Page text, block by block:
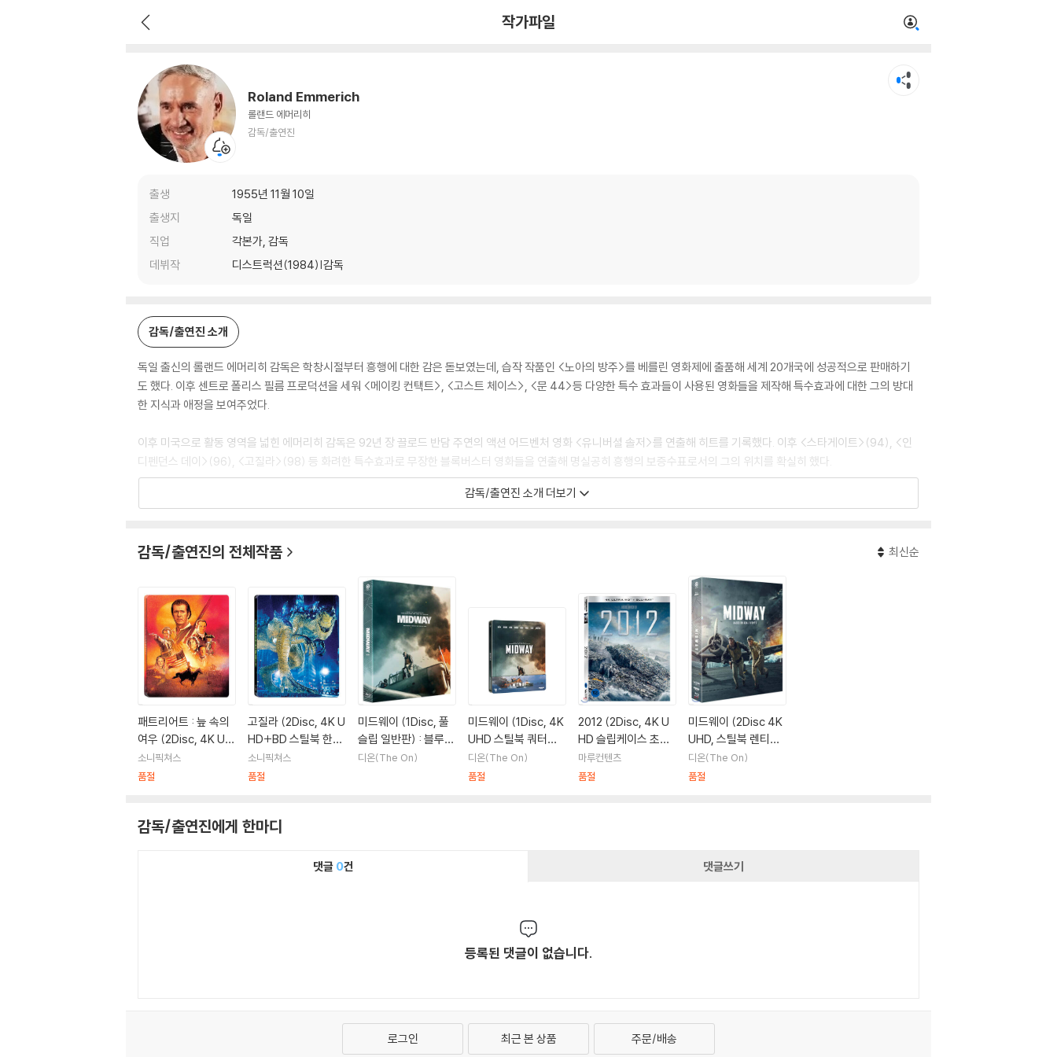
작가파일
Roland Emmerich
롤랜드 에머리히
감독/출연진
출생
1955년 11월 10일
출생지
독일
직업
각본가, 감독
데뷔작
디스트럭션(1984)|감독
감독/출연진 소개
독일 출신의 롤랜드 에머리히 감독은 학창시절부터 흥행에 대한 감은 돋보였는데, 습작 작품인 <노아의 방주>를 베를린 영화제에 출품해 세계 20개국에 성공적으로 판매하기
도 했다. 이후 센트로 폴리스 필름 프로덕션을 세워 <메이킹 컨택트>, <고스트 체이스>, <문 44>등 다양한 특수 효과들이 사용된 영화들을 제작해 특수효과에 대한 그의 방대
한 지식과 애정을 보여주었다.
이후 미국으로 활동 영역을 넓힌 에머리히 감독은 92년 장 끌로드 반담 주연의 액션 어드벤처 영화 <유니버셜 솔저>를 연출해 히트를 기록했다. 이후 <스타게이트>(94), <인
디펜던스 데이>(96), <고질라>(98) 등 화려한 특수효과로 무장한 블록버스터 영화들을 연출해 명실공히 흥행의 보증수표로서의 그의 위치를 확실히 했다.
2000년 멜 깁슨 주연의 <패트리어트: 늪 속의 여우>의 성공은 특수효과로 무장한 블록버스터 영화 뿐 아니라 드라마가 강한 서사극을 끌어가는 에머리히 감독의 연출력을 보여
디스트럭션(1984)|감독
스타게이트 (1994)|감독
인디펜던스 데이(1996)|감독
고질라(1998)|감독
패트리어트-늪속의여우(2000)|감독
투모로우(디지털)(2004)|감독
투모로우(2004)|각본
투모로우(디지털)(2004)|각본
투모로우(2004)|감독
10
2012 (2009)|감독
감독/출연진 소개 더보기
감독/출연진의 전체작품 최신순
패트리어트 : 늪 속의
여우 (2Disc, 4K UH
D + 4K UHD 스틸북
한정판) : 블루레이
소니픽쳐스
품절
고질라 (2Disc, 4K U
HD+BD 스틸북 한정
판) : 블루레이
소니픽쳐스
품절
미드웨이 (1Disc, 풀
슬립 일반판) : 블루레
이
디온(The On)
미드웨이 (1Disc, 4K
UHD 스틸북 쿼터슬
립 한정판) : 블루레이
디온(The On)
품절
2012 (2Disc, 4K U
HD 슬립케이스 초회
한정판) : 블루레이
마루컨텐츠
품절
미드웨이 (2Disc 4K
UHD, 스틸북 렌티큘
러 풀슬립 한정판 B T
ype) : 블루레이
디온(The On)
품절
감독/출연진에게 한마디
댓글 0건 댓글쓰기
등록된 댓글이 없습니다.
로그인 최근 본 상품 주문/배송